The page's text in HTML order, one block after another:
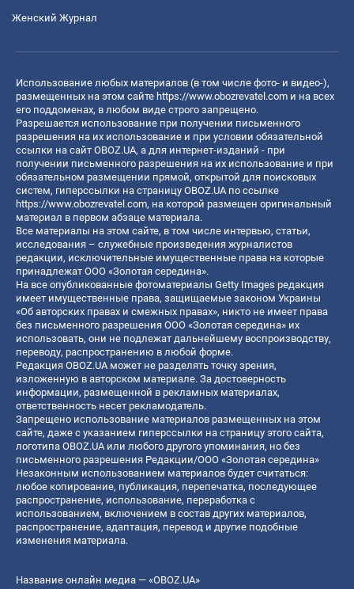
Женский Журнал
Использование любых материалов (в том числе фото- и видео-),
размещенных на этом сайте https://www.obozrevatel.com и на всех
его поддоменах, в любом виде строго запрещено.
Разрешается использование при получении письменного
разрешения на их использование и при условии обязательной
ссылки на сайт OBOZ.UA, а для интернет-изданий - при
получении письменного разрешения на их использование и при
обязательном размещении прямой, открытой для поисковых
систем, гиперссылки на страницу OBOZ.UA по ссылке
https://www.obozrevatel.com, на которой размещен оригинальный
материал в первом абзаце материала.
Все материалы на этом сайте, в том числе интервью, статьи,
исследования – служебные произведения журналистов
редакции, исключительные имущественные права на которые
принадлежат ООО «Золотая середина».
На все опубликованные фотоматериалы Getty Images редакция
имеет имущественные права, защищаемые законом Украины
«Об авторских правах и смежных правах», никто не имеет права
без письменного разрешения ООО «Золотая середина» их
использовать, они не подлежат дальнейшему воспроизводству,
переводу, распространению в любой форме.
Редакция OBOZ.UA может не разделять точку зрения,
изложенную в авторском материале. За достоверность
информации, размещенной в рекламных материалах,
ответственность несет рекламодатель.
Запрещено использование материалов размещенных на этом
сайте, даже с указанием гиперссылки на страницу этого сайта,
логотипа OBOZ.UA или любого другого упоминания, но без
письменного разрешения Редакции/ООО «Золотая середина»
Незаконным использованием материалов будет считаться:
любое копирование, публикация, перепечатка, последующее
распространение, использование, переработка с
использованием, включением в состав других материалов,
распространение, адаптация, перевод и другие подобные
изменения материала.
Название онлайн медиа — «OBOZ.UA»